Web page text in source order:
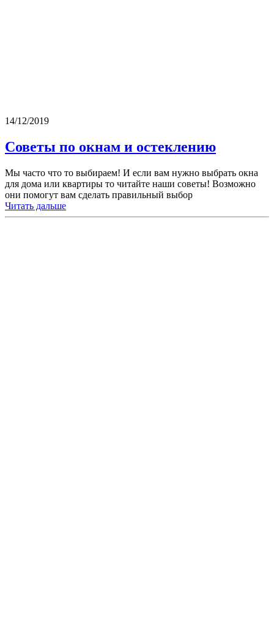
14/12/2019
Советы по окнам и остеклению
Мы часто что то выбираем! И если вам нужно выбрать окна
для дома или квартиры то читайте наши советы! Возможно
они помогут вам сделать правильный выбор
Читать дальше